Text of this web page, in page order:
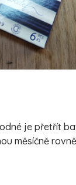
je přetřít
měsíčně